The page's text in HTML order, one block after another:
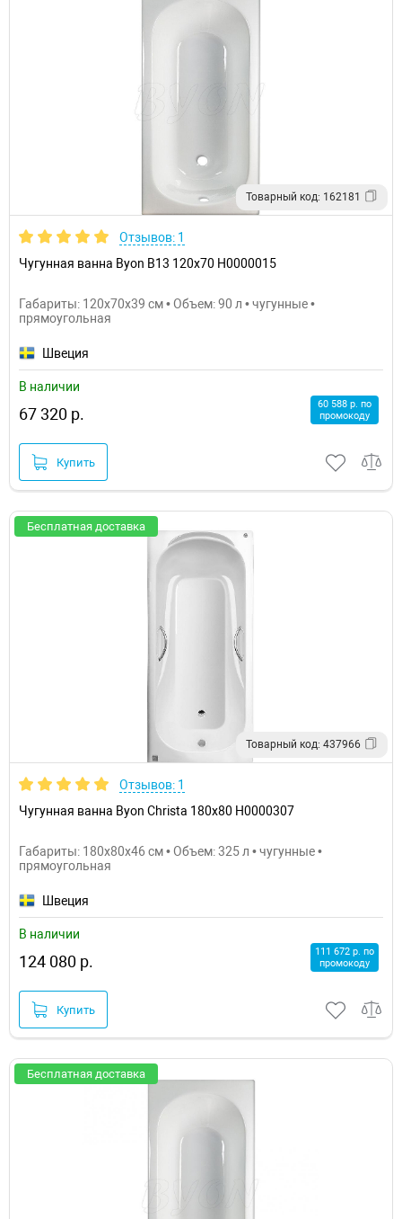
Товарный код: 162181
Отзывов: 1
Чугунная ванна Byon B13 120x70 Н0000015
Габариты: 120x70x39 см • Объем: 90 л • чугунные •
прямоугольная
Швеция
В наличии
67 320 р.
60 588 р. по
промокоду
Купить
Бесплатная доставка
Товарный код: 437966
Отзывов: 1
Чугунная ванна Byon Christa 180x80 Н0000307
Габариты: 180x80x46 см • Объем: 325 л • чугунные •
прямоугольная
Швеция
В наличии
124 080 р.
111 672 р. по
промокоду
Купить
Бесплатная доставка